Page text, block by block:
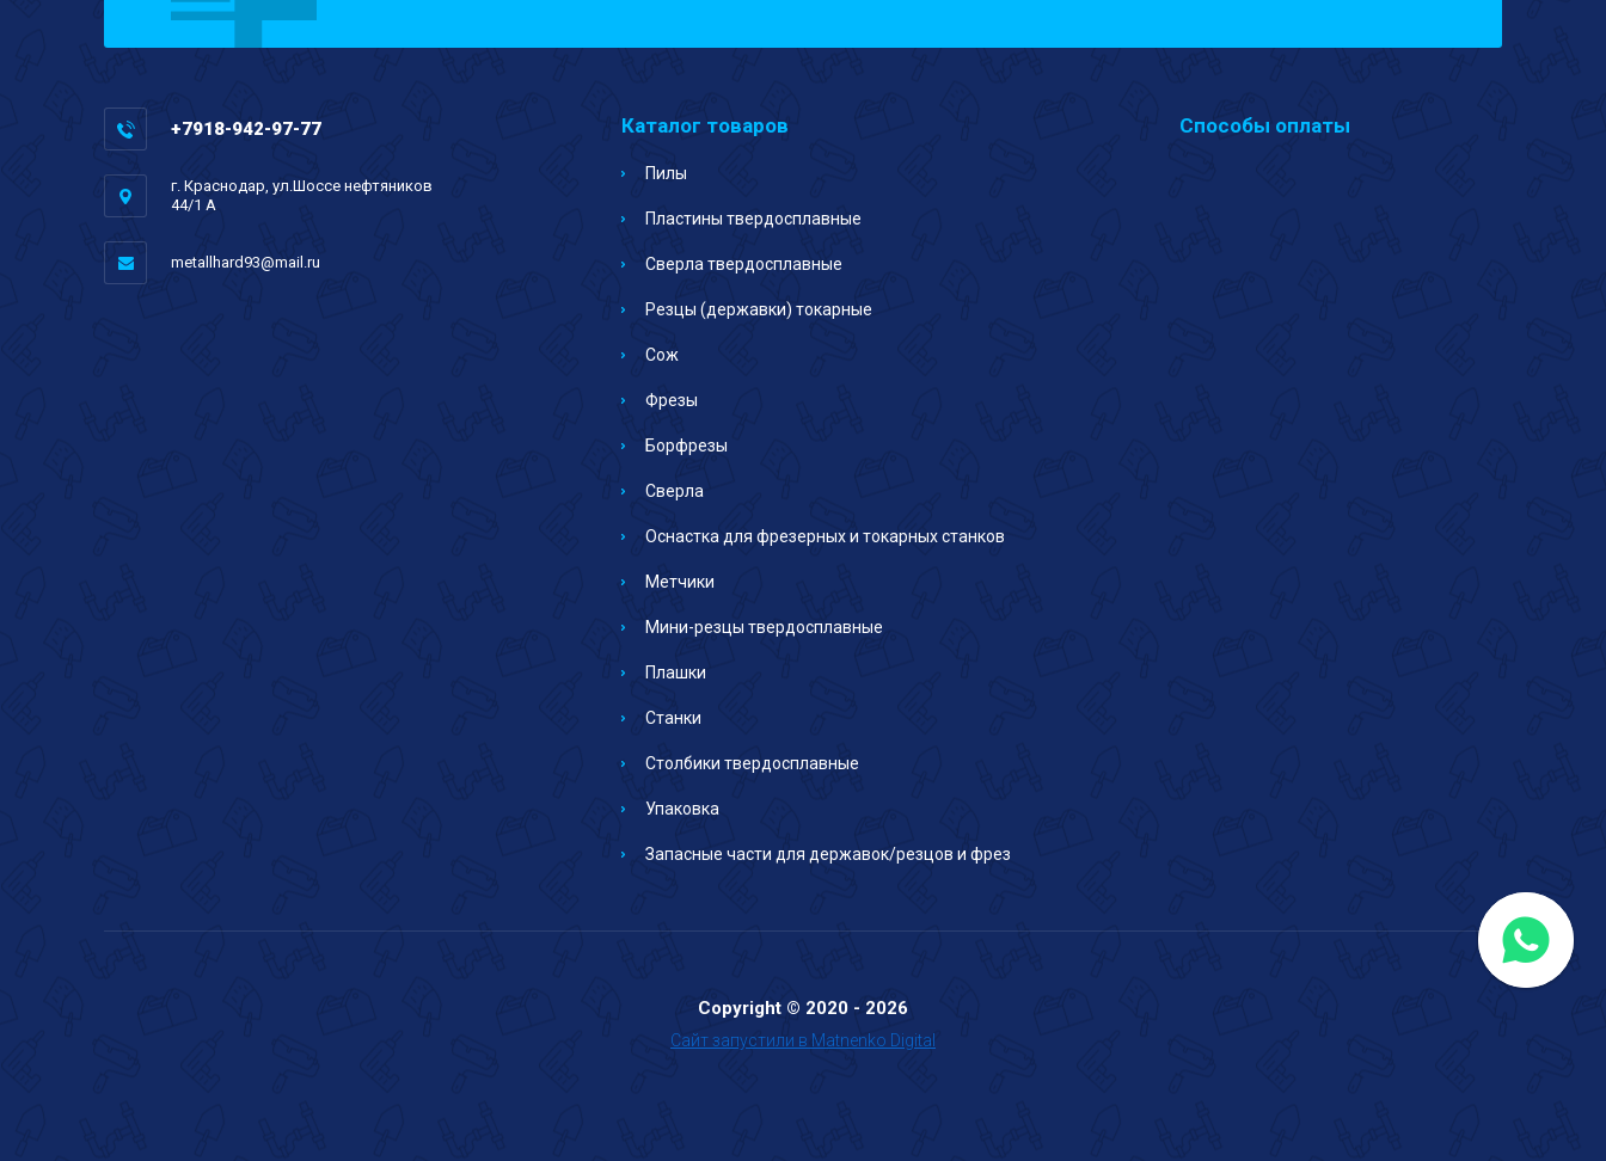
+7918-942-97-77
г. Краснодар, ул.Шоссе нефтяников
44/1 А
metallhard93@mail.ru
Каталог товаров
Пилы
Пластины твердосплавные
Сверла твердосплавные
Резцы (державки) токарные
Сож
Фрезы
Борфрезы
Сверла
Оснастка для фрезерных и токарных станков
Метчики
Мини-резцы твердосплавные
Плашки
Станки
Столбики твердосплавные
Упаковка
Запасные части для державок/резцов и фрез
Способы оплаты
Copyright © 2020 - 2026
Сайт запустили в Matnenko Digital